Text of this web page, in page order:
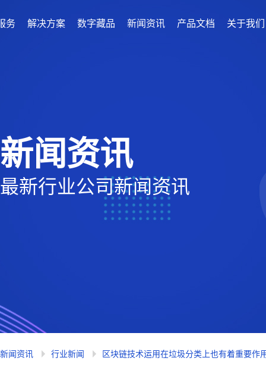
务 解决方案 数字藏品 新闻资讯 产品文档 关于我们
新闻资讯
最新行业公司新闻资讯
新闻资讯 行业新闻 区块链技术运用在垃圾分类上也有着重要作